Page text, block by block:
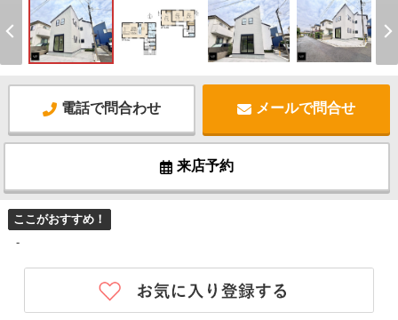
電話で問合わせ メールで問合せ
来店予約
ここがおすすめ！
-